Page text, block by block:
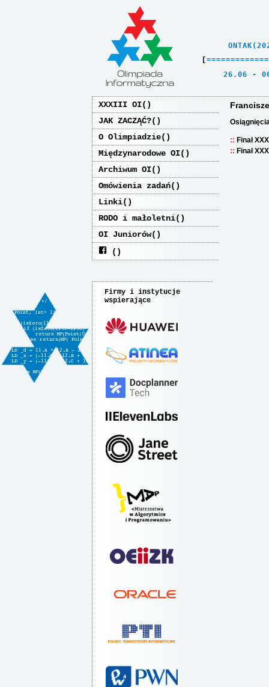
[ =============
26.06
XXXIII OI
JAK ZACZĄĆ?
O Olimpiadzie
Międzynarodowe OI
Archiwum OI
Omówienia zadań
Linki
RODO i małoletni
OI Juniorów
Firmy i instytucje
wspierające
Finał
Finał